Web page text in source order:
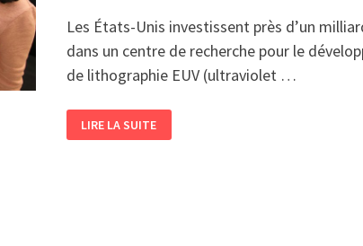
Les États-Unis investissent près d’un
dans un centre de recherche pour le
de lithographie EUV (ultraviolet …
USA
METTENT
LIRE LA SUITE